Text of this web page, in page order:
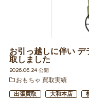
お引っ越しに伴い デ
取しました
2026.06.24 公開
おもちゃ 買取実績
出張買取 大和本店